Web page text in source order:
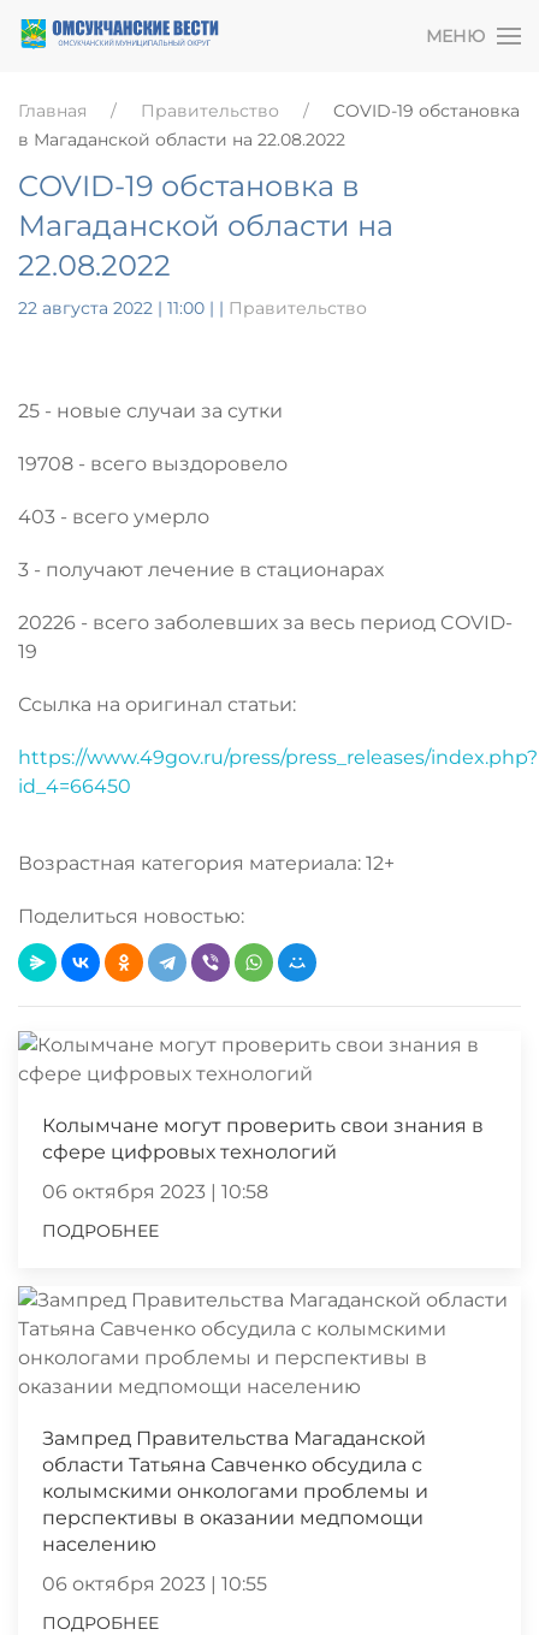
МЕНЮ
Главная Правительство
COVID-19 обстановка
в Магаданской области на 22.08.2022
COVID-19 обстановка в
Магаданской области на
22.08.2022
22 августа 2022 | 11:00 | | Правительство
25 - новые случаи за сутки
19708 - всего выздоровело
403 - всего умерло
3 - получают лечение в стационарах
20226 - всего заболевших за весь период COVID-
19
Ссылка на оригинал статьи:
https://www.49gov.ru/press/press_releases/index.php?
id_4=66450
Возрастная категория материала: 12+
Поделиться новостью:
Колымчане могут проверить свои знания в
сфере цифровых технологий
06 октября 2023 | 10:58
ПОДРОБНЕЕ
Зампред Правительства Магаданской
области Татьяна Савченко обсудила с
колымскими онкологами проблемы и
перспективы в оказании медпомощи
населению
06 октября 2023 | 10:55
ПОДРОБНЕЕ